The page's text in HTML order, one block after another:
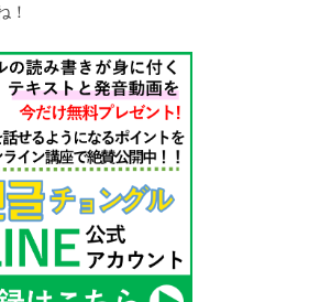
！